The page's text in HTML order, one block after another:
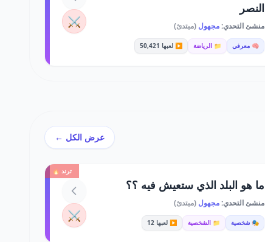
النصر
منشئ التحدي:مجهول (مبتدئ)
🧠 معرفي 📁 الرياضة ▶️ لعبها 50,421
⚔️
عرض الكل ←
ترند 🔥
ما هو البلد الذي ستعيش فيه ؟؟
منشئ التحدي:مجهول (مبتدئ)
🎭 شخصية 📁 الشخصية ▶️ لعبها 12 ⚔️